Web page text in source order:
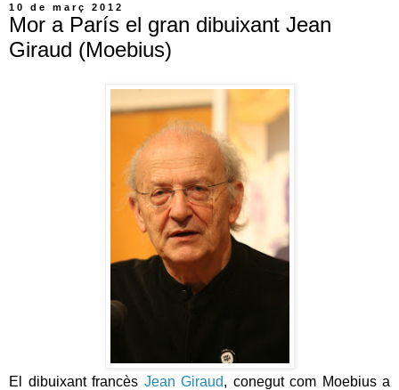
10 de març 2012
Mor a París el gran dibuixant Jean
Giraud (Moebius)
El dibuixant francès Jean Giraud, conegut com Moebius a